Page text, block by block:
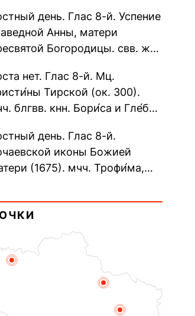
день. Глас 8-й. Успение
Анны, матери
Богородицы. свв. жен
Евпракси́и девы,...
нет. Глас 8-й. Мц.
Тирской (ок. 300).
блгвв. кнн. Бори́са и Гле́ба,
(1015). Прп....
день. Глас 8-й.
иконы Божией
(1675). мчч. Трофи́ма,
(284–305). прав.
Фео́дора...